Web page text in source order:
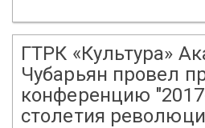
ГТРК «Культура»
Чубарьян провел
конференцию
столетия